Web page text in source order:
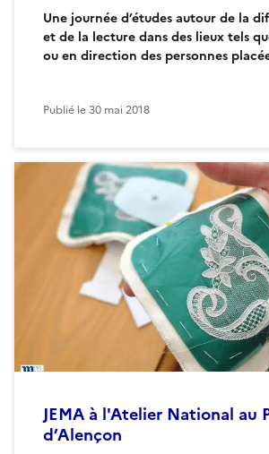
Une journée d’études autour de la
et de la lecture dans des lieux tels
ou en direction des personnes
Publié le30 mai 2018
JEMA à l'Atelier National au
d’Alençon